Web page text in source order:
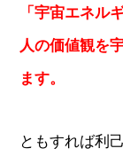
「宇宙エネル
人の価値観を
ます。
ともすれば利